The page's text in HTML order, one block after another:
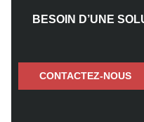
BESOIN D’UNE
CONTACTEZ-NOUS